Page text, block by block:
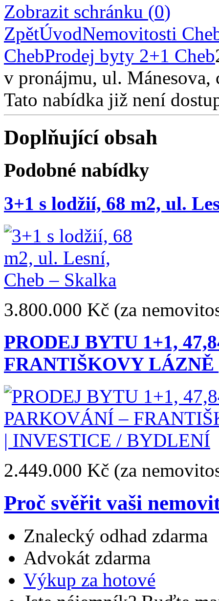
Zobrazit schránku (0)
ZpětÚvodNemovitosti
ChebProdej byty 2+1 Cheb
v pronájmu, ul. Mánesova,
Tato nabídka již není
Doplňující obsah
Podobné nabídky
3+1 s lodžií, 68 m2, ul.
3.800.000 Kč (za
PRODEJ BYTU 1+1,
FRANTIŠKOVY
2.449.000 Kč (za
Proč svěřit vaši
Znalecký odhad zdarma
Advokát zdarma
Výkup za hotové